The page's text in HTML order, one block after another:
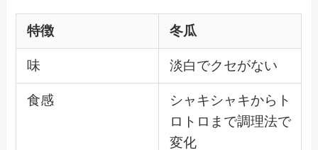
特徴 冬瓜
味 淡白でクセがない
食感
シャキシャキからト
ロトロまで調理法で
変化